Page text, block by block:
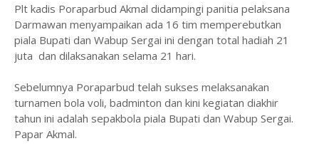
Plt kadis Poraparbud Akmal didampingi panitia pelaksana
Darmawan menyampaikan ada 16 tim memperebutkan
piala Bupati dan Wabup Sergai ini dengan total hadiah 21
juta dan dilaksanakan selama 21 hari.
Sebelumnya Poraparbud telah sukses melaksanakan
turnamen bola voli, badminton dan kini kegiatan diakhir
tahun ini adalah sepakbola piala Bupati dan Wabup Sergai.
Papar Akmal.